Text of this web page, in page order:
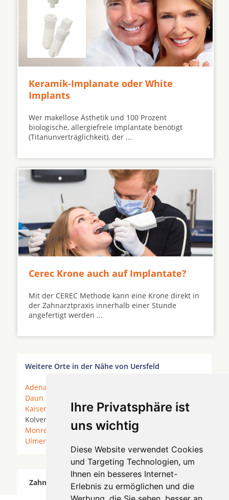
Ihre Privatsphäre ist
uns wichtig
Diese Website verwendet Cookies
und Targeting Technologien, um
Ihnen ein besseres Internet-
Erlebnis zu ermöglichen und die
Keramik-Implanate oder White
Implants
Wer makellose Ästhetik und 100 Prozent
biologische, allergiefreie Implantate benötigt
(Titanunverträglichkeit), der ...
Cerec Krone auch auf Implantate?
Mit der CEREC Methode kann eine Krone direkt in
der Zahnarztpraxis innerhalb einer Stunde
angefertigt werden ...
Weitere Orte in der Nähe von Uersfeld
Adenau
Daun *
Kaisersesch
* Kaperich *Kelberg * Klotten
Kolverath * Kötterichen *
Lutzerath
Monreal
* Mosbruch * Sassen *Uersfeld
Ulmen
Zahnärzte für Zahnimplantete in Uersfeld wurde
am 08 August 2026 aktualisiert.